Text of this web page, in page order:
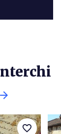
arrow_forward
favorite_border